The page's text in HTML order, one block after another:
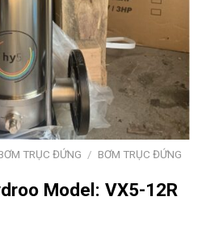
TRỤC ĐỨNG / BƠM TRỤC ĐỨNG
Model: VX5-12R